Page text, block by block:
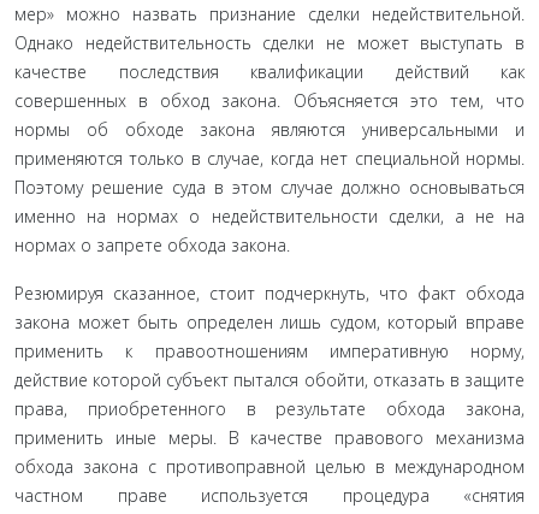
мер» можно назвать признание сделки недействительной.
Однако недействительность сделки не может выступать в
качестве по­следствия квалификации действий как
совершенных в обход закона. Объясняется это тем, что
нормы об обходе закона яв­ляются универсальными и
применяются только в случае, когда нет специальной нормы.
Поэтому решение суда в этом случае должно основываться
именно на нормах о недействительности сделки, а не на
нормах о запрете обхода закона.
Резюмируя сказанное, стоит подчеркнуть, что факт обхо­да
закона может быть определен лишь судом, который впра­ве
применить к правоотношениям императивную норму,
действие которой субъект пытался обойти, отказать в защите
права, приобретенного в результате обхода закона,
применить иные меры. В качестве правового механизма
обхода закона с противоправной целью в международном
частном праве ис­пользуется процедура «снятия